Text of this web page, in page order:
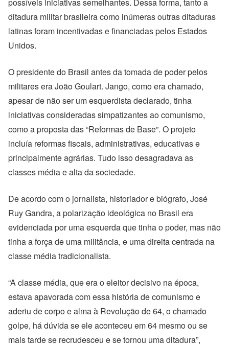
ditadura militar brasileira como inúmeras outras ditaduras
latinas foram incentivadas e financiadas pelos Estados
Unidos.
O presidente do Brasil antes da tomada de poder pelos
militares era João Goulart. Jango, como era chamado,
apesar de não ser um esquerdista declarado, tinha
iniciativas consideradas simpatizantes ao comunismo,
como a proposta das “Reformas de Base”. O projeto
incluía reformas fiscais, administrativas, educativas e
principalmente agrárias. Tudo isso desagradava as
classes média e alta da sociedade.
De acordo com o jornalista, historiador e biógrafo, José
Ruy Gandra, a polarização ideológica no Brasil era
evidenciada por uma esquerda que tinha o poder, mas não
tinha a força de uma militância, e uma direita centrada na
classe média tradicionalista.
“A classe média, que era o eleitor decisivo na época,
estava apavorada com essa história de comunismo e
aderiu de corpo e alma à Revolução de 64, o chamado
golpe, há dúvida se ele aconteceu em 64 mesmo ou se
mais tarde se recrudesceu e se tornou uma ditadura”,